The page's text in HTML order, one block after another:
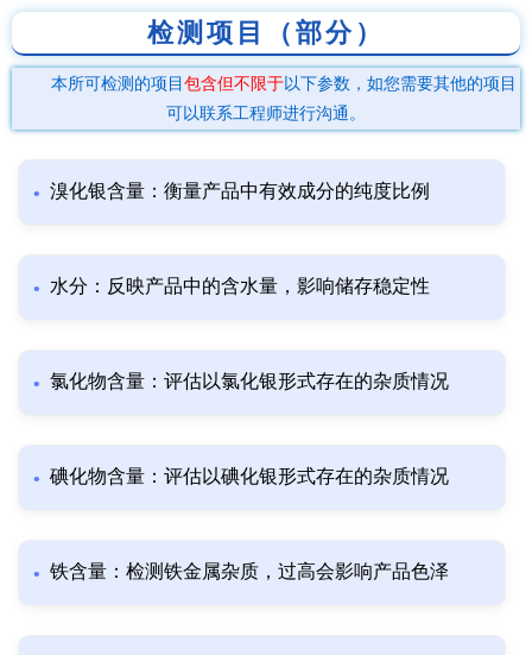
检测项目（部分）
本所可检测的项目 包含但不限于以下参数，如您需要其他的项目
可以联系工程师进行沟通。
溴化银含量：衡量产品中有效成分的纯度比例
水分：反映产品中的含水量，影响储存稳定性
氯化物含量：评估以氯化银形式存在的杂质情况
碘化物含量：评估以碘化银形式存在的杂质情况
铁含量：检测铁金属杂质，过高会影响产品色泽